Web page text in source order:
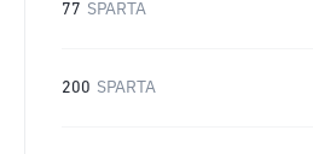
77 SPARTA
200 SPARTA